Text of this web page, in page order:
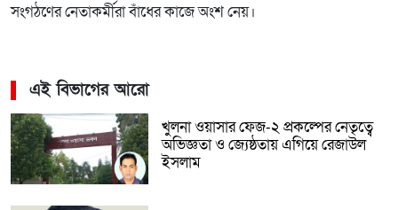
সংগঠণের নেতাকর্মীরা বাঁধের কাজে অংশ নেয়।
এই বিভাগের আরো
খুলনা ওয়াসার ফেজ-২ প্রকল্পের নেতৃত্বে
অভিজ্ঞতা ও জ্যেষ্ঠতায় এগিয়ে রেজাউল
ইসলাম